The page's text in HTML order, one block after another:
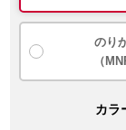
のり
（
カラ